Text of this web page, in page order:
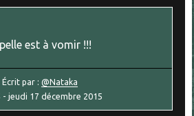
est à vomir !!!
Écrit par : @Nataka
-jeudi 17 décembre 2015